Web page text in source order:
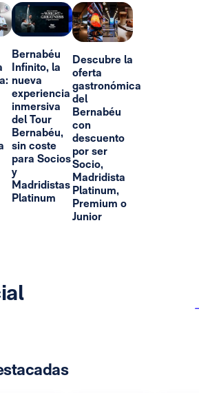
Bernabéu
Infinito, la
nueva
experiencia
inmersiva
del Tour
Bernabéu,
sin coste
para Socios
y
Madridistas
Platinum
Descubre la
oferta
gastronómica
del
Bernabéu
con
descuento
por ser
Socio,
Madridista
Platinum,
Premium o
Junior